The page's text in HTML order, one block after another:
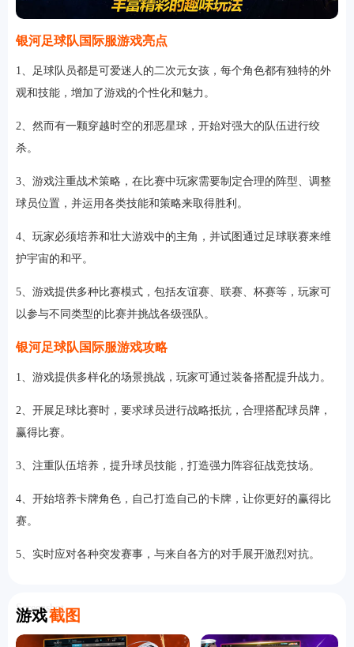
银河足球队国际服游戏亮点
1、足球队员都是可爱迷人的二次元女孩，每个角色都有独特的外
观和技能，增加了游戏的个性化和魅力。
2、然而有一颗穿越时空的邪恶星球，开始对强大的队伍进行绞
杀。
3、游戏注重战术策略，在比赛中玩家需要制定合理的阵型、调整
球员位置，并运用各类技能和策略来取得胜利。
4、玩家必须培养和壮大游戏中的主角，并试图通过足球联赛来维
护宇宙的和平。
5、游戏提供多种比赛模式，包括友谊赛、联赛、杯赛等，玩家可
以参与不同类型的比赛并挑战各级强队。
银河足球队国际服游戏攻略
1、游戏提供多样化的场景挑战，玩家可通过装备搭配提升战力。
2、开展足球比赛时，要求球员进行战略抵抗，合理搭配球员牌，
赢得比赛。
3、注重队伍培养，提升球员技能，打造强力阵容征战竞技场。
4、开始培养卡牌角色，自己打造自己的卡牌，让你更好的赢得比
赛。
5、实时应对各种突发赛事，与来自各方的对手展开激烈对抗。
游戏截图
Screenshot